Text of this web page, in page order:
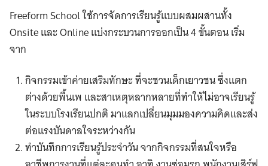
Freeform School ใช้การจัดการเรียนรู้แบบผสมผสานทั้ง
Onsite และ Online แบ่งกระบวนการออกเป็น 4 ขั้นตอน เริ่ม
จาก
กิจกรรมเข้าค่ายเสริมทักษะ ที่จะชวนเด็กเยาวชน ซึ่งแตก
ต่างด้วยพื้นเพ และสาเหตุหลากหลายที่ทำให้ไม่อาจเรียนรู้
ในระบบโรงเรียนปกติ มาแลกเปลี่ยนมุมมองความคิดและส่ง
ต่อแรงบันดาลใจระหว่างกัน
ทำบันทึกการเรียนรู้ประจำวัน จากกิจกรรมที่สนใจหรือ